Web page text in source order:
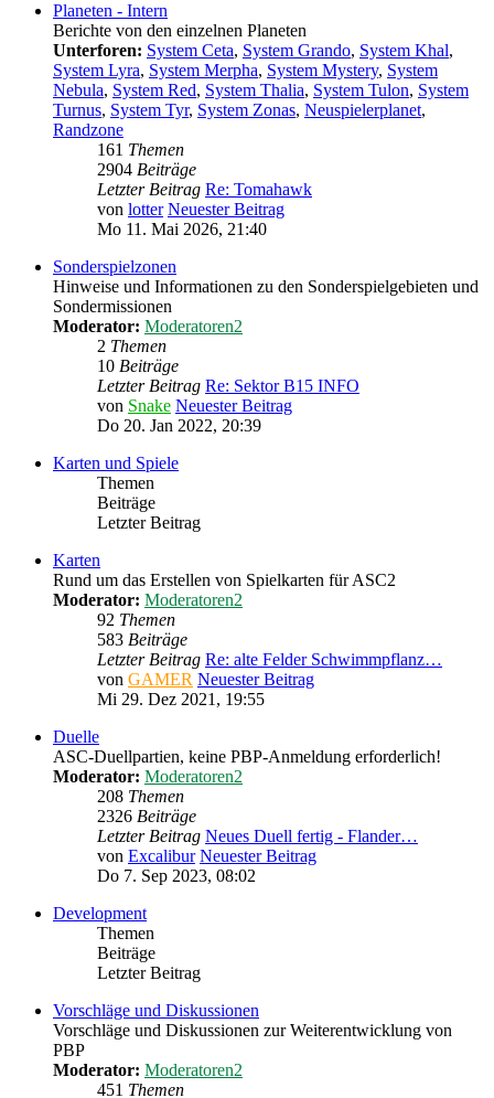
Planeten - Intern
Berichte von den einzelnen Planeten
Unterforen: System Ceta, System Grando, System Khal,
System Lyra, System Merpha, System Mystery, System
Nebula, System Red, System Thalia, System Tulon, System
Turnus, System Tyr, System Zonas, Neuspielerplanet,
Randzone
161 Themen
2904 Beiträge
Letzter Beitrag Re: Tomahawk
von lotter Neuester Beitrag
Mo 11. Mai 2026, 21:40
Sonderspielzonen
Hinweise und Informationen zu den Sonderspielgebieten und
Sondermissionen
Moderator: Moderatoren2
2 Themen
10 Beiträge
Letzter Beitrag Re: Sektor B15 INFO
von Snake Neuester Beitrag
Do 20. Jan 2022, 20:39
Karten und Spiele
Themen
Beiträge
Letzter Beitrag
Karten
Rund um das Erstellen von Spielkarten für ASC2
Moderator: Moderatoren2
92 Themen
583 Beiträge
Letzter Beitrag Re: alte Felder Schwimmpflanz…
von GAMER Neuester Beitrag
Mi 29. Dez 2021, 19:55
Duelle
ASC-Duellpartien, keine PBP-Anmeldung erforderlich!
Moderator: Moderatoren2
208 Themen
2326 Beiträge
Letzter Beitrag Neues Duell fertig - Flander…
von Excalibur Neuester Beitrag
Do 7. Sep 2023, 08:02
Development
Themen
Beiträge
Letzter Beitrag
Vorschläge und Diskussionen
Vorschläge und Diskussionen zur Weiterentwicklung von
PBP
Moderator: Moderatoren2
451 Themen